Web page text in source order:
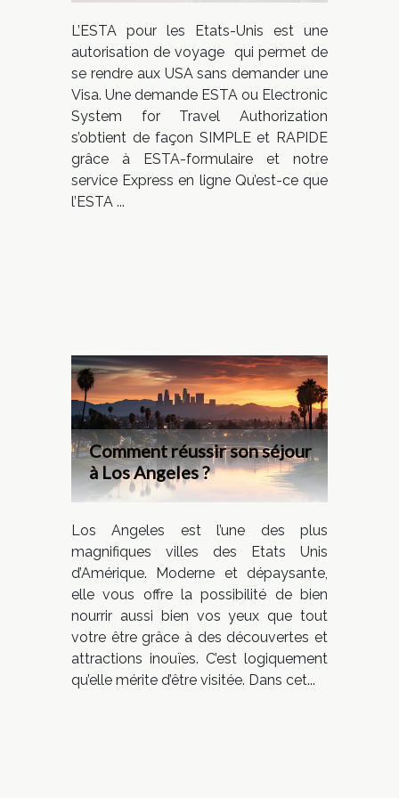
L’ESTA pour les Etats-Unis est une
autorisation de voyage qui permet de
se rendre aux USA sans demander une
Visa. Une demande ESTA ou Electronic
System for Travel Authorization
s’obtient de façon SIMPLE et RAPIDE
grâce à ESTA-formulaire et notre
service Express en ligne Qu’est-ce que
l’ESTA ...
Comment réussir son séjour
à Los Angeles ?
Los Angeles est l’une des plus
magnifiques villes des Etats Unis
d’Amérique. Moderne et dépaysante,
elle vous offre la possibilité de bien
nourrir aussi bien vos yeux que tout
votre être grâce à des découvertes et
attractions inouïes. C’est logiquement
qu’elle mérite d’être visitée. Dans cet...